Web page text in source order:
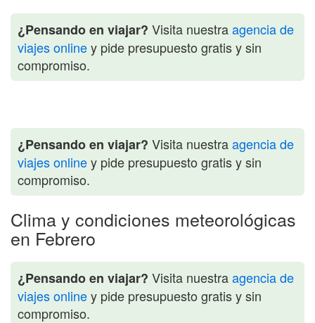
¿Pensando en viajar? Visita nuestraagencia de
viajes onliney pide presupuesto gratis y sin
compromiso.
¿Pensando en viajar? Visita nuestraagencia de
viajes onliney pide presupuesto gratis y sin
compromiso.
Clima y condiciones meteorológicas
en Febrero
¿Pensando en viajar? Visita nuestraagencia de
viajes onliney pide presupuesto gratis y sin
compromiso.